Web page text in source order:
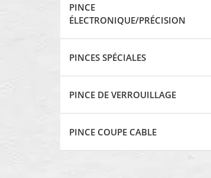
PINCE
ÉLECTRONIQUE/PRÉCISION
PINCES SPÉCIALES
PINCE DE VERROUILLAGE
PINCE COUPE CABLE